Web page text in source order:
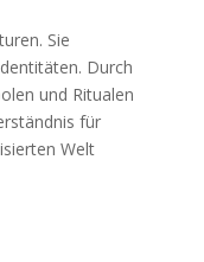
Sie
Durch
und Ritualen
für
Welt